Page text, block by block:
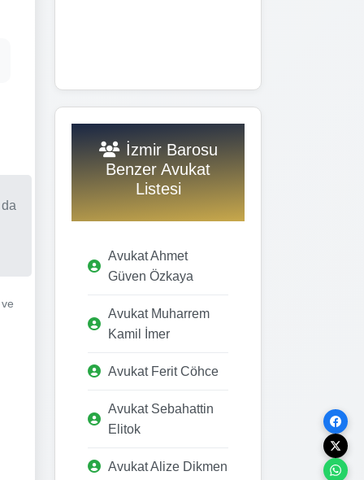
İzmir Barosu
Benzer Avukat
Listesi
Avukat Ahmet
Güven Özkaya
Avukat Muharrem
Kamil İmer
Avukat Ferit Cöhce
Avukat Sebahattin
Elitok
Avukat Alize Dikmen